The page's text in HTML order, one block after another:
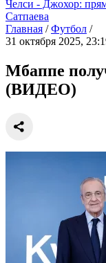
Челси - Джохор:
Сатпаева
Главная / Футбол /
31 октября 2025,
Мбаппе
(ВИДЕО)